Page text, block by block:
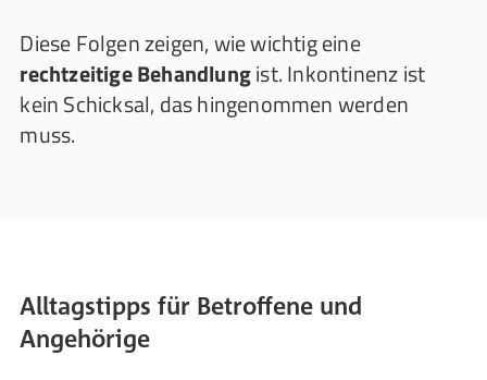
Diese Folgen zeigen, wie wichtig eine
rechtzeitige Behandlungist. Inkontinenz ist
kein Schicksal, das hingenommen werden
muss.
Alltagstipps für Betroffene und
Angehörige